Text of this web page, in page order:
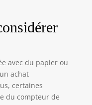
: cadres,
contrôle
qui
de mettre
avec du papier ou
achat
certaines
du compteur de